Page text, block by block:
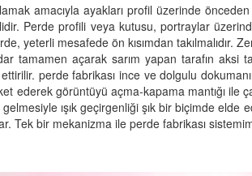
amacıyla ayakları profil üzerinde
Perde profili veya kutusu, portraylar
yeterli mesafede ön kısımdan
tamamen açarak sarım yapan tarafın
perde fabrikası ince ve dolgulu
ederek görüntüyü açma-kapama mantığı ile
ışık geçirgenliği şık bir biçimde
Tek bir mekanizma ile perde fabrikası